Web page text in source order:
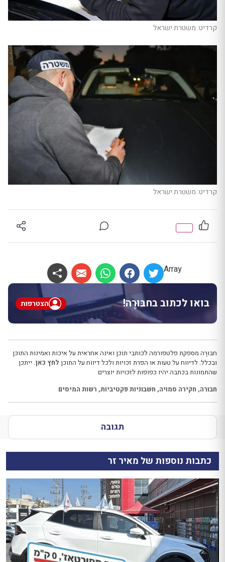
קרדיט: משטרת ישראל
קרדיט: משטרת ישראל
Array
בואו לכתוב בחבּוּרֶה! הצטרפות
חבּוּרֶה מספקת פלטפורמה לכותבי תוכן ואינה אחראית על איכות ואמינות התוכן
ובכלל. לדיווח על טעות או הפרת זכויות ולכל דיווח על התוכן לחץ כאן. ייתכן
שהתמונות בכתבה יהיו כפופות לזכויות יוצרים
חבורה, חקירה סמויה, חשבוניות פקטיביות, רשות המיסים
תגובה
כתבות נוספות של מאיר זר